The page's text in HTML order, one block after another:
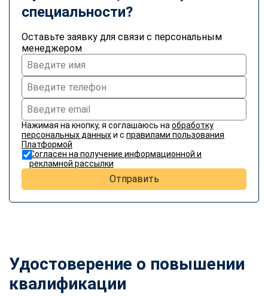
специальности?
Оставьте заявку для связи с персональным
менеджером
Нажимая на кнопку, я соглашаюсь на обработку
персональных данныхи с правилами пользования
Платформой
Согласен на получение информационной и
рекламной рассылки
Отправить
Удостоверение о повышении
квалификации